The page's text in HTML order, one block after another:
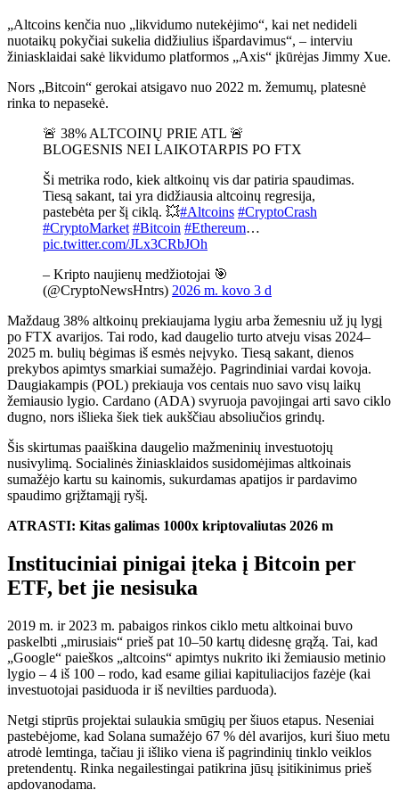
„Altcoins kenčia nuo „likvidumo nutekėjimo“, kai net nedideli
nuotaikų pokyčiai sukelia didžiulius išpardavimus“, – interviu
žiniasklaidai sakė likvidumo platformos „Axis“ įkūrėjas Jimmy Xue.
Nors „Bitcoin“ gerokai atsigavo nuo 2022 m. žemumų, platesnė
rinka to nepasekė.
🚨 38% ALTCOINŲ PRIE ATL 🚨
BLOGESNIS NEI LAIKOTARPIS PO FTX
Ši metrika rodo, kiek altkoinų vis dar patiria spaudimas.
Tiesą sakant, tai yra didžiausia altcoinų regresija,
pastebėta per šį ciklą. 💥#Altcoins #CryptoCrash
#CryptoMarket #Bitcoin #Ethereum…
pic.twitter.com/JLx3CRbJOh
– Kripto naujienų medžiotojai 🎯
(@CryptoNewsHntrs) 2026 m. kovo 3 d
Maždaug 38% altkoinų prekiaujama lygiu arba žemesniu už jų lygį
po FTX avarijos. Tai rodo, kad daugelio turto atveju visas 2024–
2025 m. bulių bėgimas iš esmės neįvyko. Tiesą sakant, dienos
prekybos apimtys smarkiai sumažėjo. Pagrindiniai vardai kovoja.
Daugiakampis (POL) prekiauja vos centais nuo savo visų laikų
žemiausio lygio. Cardano (ADA) svyruoja pavojingai arti savo ciklo
dugno, nors išlieka šiek tiek aukščiau absoliučios grindų.
Šis skirtumas paaiškina daugelio mažmeninių investuotojų
nusivylimą. Socialinės žiniasklaidos susidomėjimas altkoinais
sumažėjo kartu su kainomis, sukurdamas apatijos ir pardavimo
spaudimo grįžtamąjį ryšį.
ATRASTI: Kitas galimas 1000x kriptovaliutas 2026 m
Instituciniai pinigai įteka į Bitcoin per
ETF, bet jie nesisuka
2019 m. ir 2023 m. pabaigos rinkos ciklo metu altkoinai buvo
paskelbti „mirusiais“ prieš pat 10–50 kartų didesnę grąžą. Tai, kad
„Google“ paieškos „altcoins“ apimtys nukrito iki žemiausio metinio
lygio – 4 iš 100 – rodo, kad esame giliai kapituliacijos fazėje (kai
investuotojai pasiduoda ir iš nevilties parduoda).
Netgi stiprūs projektai sulaukia smūgių per šiuos etapus. Neseniai
pastebėjome, kad Solana sumažėjo 67 % dėl avarijos, kuri šiuo metu
atrodė lemtinga, tačiau ji išliko viena iš pagrindinių tinklo veiklos
pretendentų. Rinka negailestingai patikrina jūsų įsitikinimus prieš
apdovanodama.